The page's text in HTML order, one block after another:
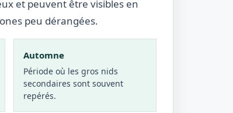
et peuvent être visibles en
peu dérangées.
Automne
Période où les gros nids
secondaires sont souvent
repérés.